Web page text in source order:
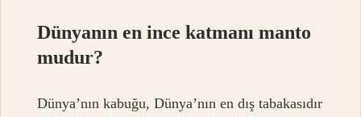
Dünyanın en ince katmanı manto
mudur?
Dünya’nın kabuğu, Dünya’nın en dış tabakasıdır